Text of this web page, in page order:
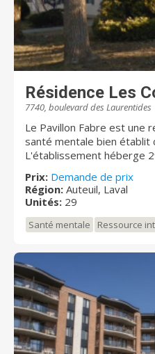
Résidence Les
7740, boulevard des Laurentides
Le Pavillon Fabre est une
santé mentale bien établit
L'établissement héberge
Prix: Demande de prix
Région: Auteuil, Laval
Unités: 29
Santé mentale Ressource